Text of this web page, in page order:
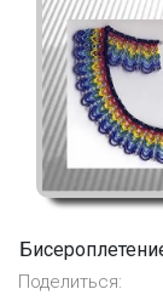
Поделиться: